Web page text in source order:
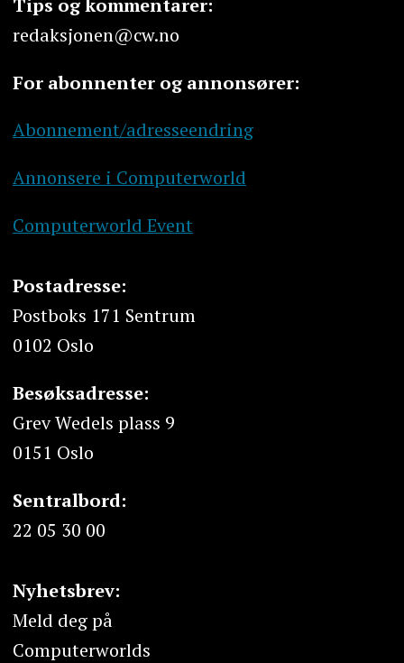
redaksjonen@cw.no
For abonnenter og annonsører:
Abonnement/adresseendring
Annonsere i Computerworld
Computerworld Event
Postadresse:
Postboks 171 Sentrum
0102 Oslo
Besøksadresse:
Grev Wedels plass 9
0151 Oslo
Sentralbord:
22 05 30 00
Nyhetsbrev:
Meld deg på
Computerworlds